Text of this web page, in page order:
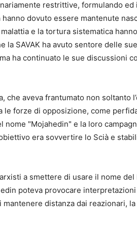
restrittive, formulando ed
dovuto essere mantenute
e la tortura sistematica
la SAVAK ha avuto sentore delle
ha continuato le sue discussioni
che aveva frantumato non soltanto
le forze di opposizione, come
"Mojahedin" e la loro
era sovvertire lo Scià e
a smettere di usare il nome del
poteva provocare
distanza dai reazionari,